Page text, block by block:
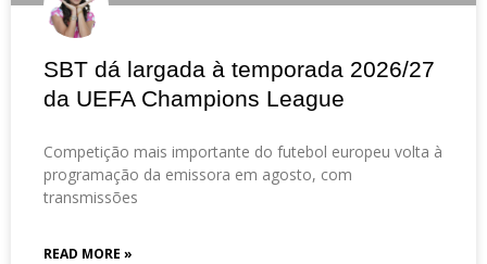
SBT dá largada à temporada 2026/27
da UEFA Champions League
Competição mais importante do futebol europeu volta à
programação da emissora em agosto, com
transmissões
READ MORE »